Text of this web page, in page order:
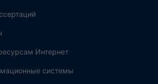
Интернет
системы